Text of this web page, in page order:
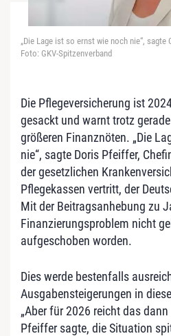
„Die Lage ist so ernst wie noch nie“, sagte
Foto: GKV-Spitzenverband
Die Pflegeversicherung ist
gesackt und warnt trotz
größeren Finanznöten. „Die
nie“, sagte Doris Pfeiffer,
der gesetzlichen
Pflegekassen vertritt, der
Mit der Beitragsanhebung zu
Finanzierungsproblem nicht
aufgeschoben worden.
Dies werde bestenfalls
Ausgabensteigerungen in
„Aber für 2026 reicht das
Pfeiffer sagte, die Situation